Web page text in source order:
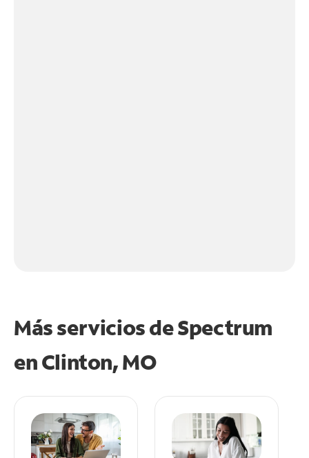
Más servicios de Spectrum
enClinton, MO